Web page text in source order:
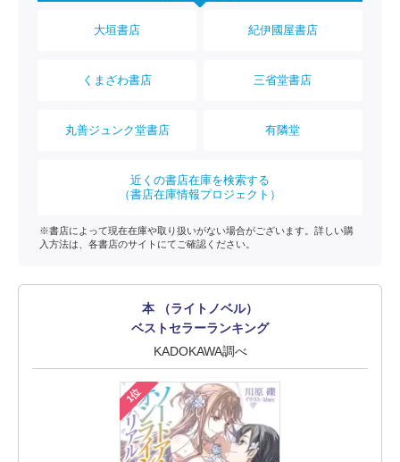
大垣書店 紀伊國屋書店
くまざわ書店 三省堂書店
丸善ジュンク堂書店 有隣堂
近くの書店在庫を検索する
（書店在庫情報プロジェクト）
※書店によって現在在庫や取り扱いがない場合がございます。詳しい購
入方法は、各書店のサイトにてご確認ください。
本 （ライトノベル）
ベストセラーランキング
KADOKAWA調べ
1位